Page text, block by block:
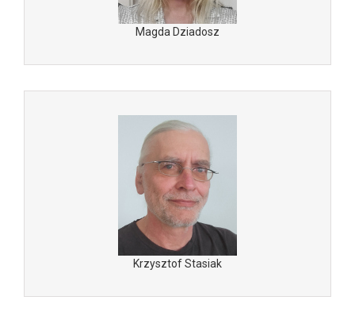
Magda Dziadosz
Krzysztof Stasiak